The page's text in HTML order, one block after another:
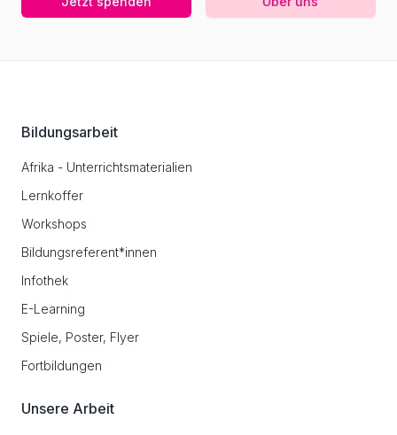
Bildungsarbeit
Afrika - Unterrichtsmaterialien
Lernkoffer
Workshops
Bildungsreferent*innen
Infothek
E-Learning
Spiele, Poster, Flyer
Fortbildungen
Unsere Arbeit